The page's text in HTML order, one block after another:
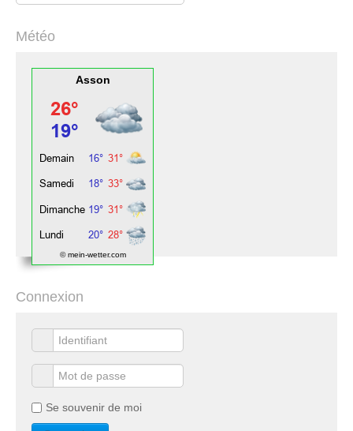
Météo
Asson
© mein-wetter.com
Connexion
Se souvenir de moi